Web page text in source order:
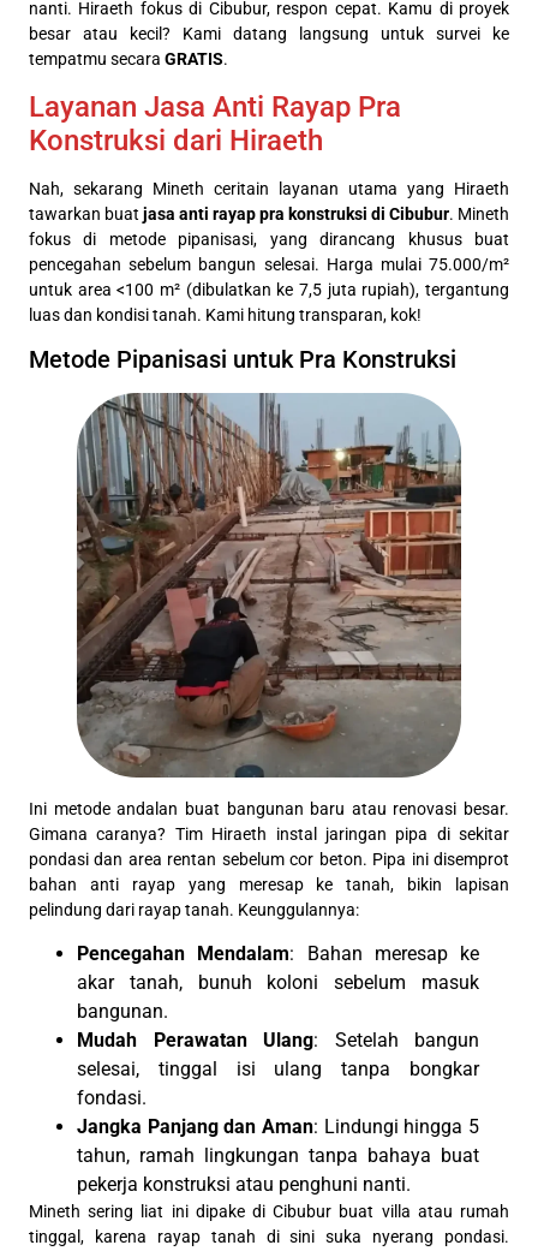
nanti. Hiraeth fokus di Cibubur, respon cepat. Kamu di proyek
besar atau kecil? Kami datang langsung untuk survei ke
tempatmu secara GRATIS.
Layanan Jasa Anti Rayap Pra
Konstruksi dari Hiraeth
Nah, sekarang Mineth ceritain layanan utama yang Hiraeth
tawarkan buat jasa anti rayap pra konstruksi di Cibubur. Mineth
fokus di metode pipanisasi, yang dirancang khusus buat
pencegahan sebelum bangun selesai. Harga mulai 75.000/m²
untuk area <100 m² (dibulatkan ke 7,5 juta rupiah), tergantung
luas dan kondisi tanah. Kami hitung transparan, kok!
Metode Pipanisasi untuk Pra Konstruksi
Ini metode andalan buat bangunan baru atau renovasi besar.
Gimana caranya? Tim Hiraeth instal jaringan pipa di sekitar
pondasi dan area rentan sebelum cor beton. Pipa ini disemprot
bahan anti rayap yang meresap ke tanah, bikin lapisan
pelindung dari rayap tanah. Keunggulannya:
Pencegahan Mendalam: Bahan meresap ke
akar tanah, bunuh koloni sebelum masuk
bangunan.
Mudah Perawatan Ulang: Setelah bangun
selesai, tinggal isi ulang tanpa bongkar
fondasi.
Jangka Panjang dan Aman: Lindungi hingga 5
tahun, ramah lingkungan tanpa bahaya buat
pekerja konstruksi atau penghuni nanti.
Mineth sering liat ini dipake di Cibubur buat villa atau rumah
tinggal, karena rayap tanah di sini suka nyerang pondasi.